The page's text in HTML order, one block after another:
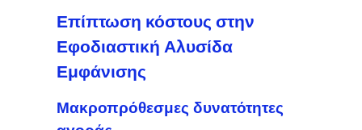
Επίπτωση κόστους στην
Εφοδιαστική Αλυσίδα
Εμφάνισης
Μακροπρόθεσμες δυνατότητες